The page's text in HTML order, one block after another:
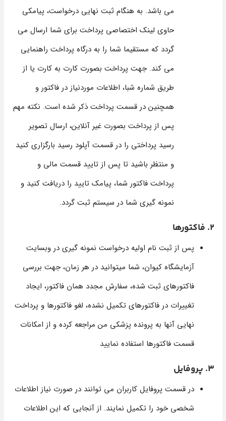
می باشد. به هنگام ثبت نهایی درخواست، پیامکی
حاوی لینک اختصاصی پرداخت برای شما ارسال می
گردد که مستقیما شما را به درگاه پرداخت راهنمایی
می کند. جهت پرداخت بصورت کارت به کارت یا از
طریق شماره شبا، اطلاعات موردنیاز در فاکتور و
همچنین در قسمت پرداخت ذکر شده است. نکته مهم
پس از پرداخت بصورت غیر آنلاین، ارسال تصویر
رسید پرداختی را در قسمت آپلود رسید بارگزاری کنید
و منتظر باشید تا پس از تایید قسمت مالی و
پرداخت فاکتور شما، پیامک تایید را دریافت کنید و
نمونه گیری شما در سیستم ثبت گردد.
2. فاکتورها
پس از ثبت نام اولیه درخواست نمونه گیری در وبسایت
آزمایشگاه کیوان، شما میتوانید در هر زمان، جهت بررسی
فاکتورهای ثبت شده، سفارش مجدد همان فاکتور، ایجاد
تغییرات در فاکتورهای تکمیل نشده، لغو فاکتورها و پرداخت
نهایی آنها به پرونده پزشکی من مراجعه کرده و از امکانات
قسمت فاکتورها استفاده نمایید
3. پروفایل
در قسمت پروفایل کاربران می توانند در صورت نیاز اطلاعات
شخصی خود را تکمیل نمایند. از آنجایی که این اطلاعات